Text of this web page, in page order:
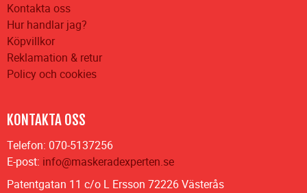
Kontakta oss
Hur handlar jag?
Köpvillkor
Reklamation & retur
Policy och cookies
KONTAKTA OSS
Telefon: 070-5137256
E-post: info@maskeradexperten.se
Patentgatan 11 c/o L Ersson 72226 Västerås